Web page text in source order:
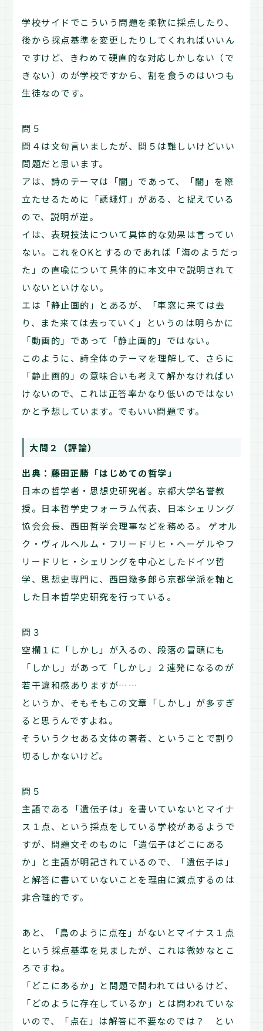
学校サイドでこういう問題を柔軟に採点したり、
後から採点基準を変更したりしてくれればいいん
ですけど、きわめて硬直的な対応しかしない（で
きない）のが学校ですから、割を食うのはいつも
生徒なのです。
問５
問４は文句言いましたが、問５は難しいけどいい
問題だと思います。
アは、詩のテーマは「闇」であって、「闇」を際
立たせるために「誘蛾灯」がある、と捉えている
ので、説明が逆。
イは、表現技法について具体的な効果は言ってい
ない。これをOKとするのであれば「海のようだっ
た」の直喩について具体的に本文中で説明されて
いないといけない。
エは「静止画的」とあるが、「車窓に来ては去
り、また来ては去っていく」というのは明らかに
「動画的」であって「静止画的」ではない。
このように、詩全体のテーマを理解して、さらに
「静止画的」の意味合いも考えて解かなければい
けないので、これは正答率かなり低いのではない
かと予想しています。でもいい問題です。
大問２（評論）
出典：藤田正勝「はじめての哲学」
日本の哲学者・思想史研究者。京都大学名誉教
授。日本哲学史フォーラム代表、日本シェリング
協会会長、西田哲学会理事などを務める。 ゲオル
ク・ヴィルヘルム・フリードリヒ・ヘーゲルやフ
リードリヒ・シェリングを中心としたドイツ哲
学、思想史専門に、西田幾多郎ら京都学派を軸と
した日本哲学史研究を行っている。
問３
空欄１に「しかし」が入るの、段落の冒頭にも
「しかし」があって「しかし」２連発になるのが
若干違和感ありますが……
というか、そもそもこの文章「しかし」が多すぎ
ると思うんですよね。
そういうクセある文体の著者、ということで割り
切るしかないけど。
問５
主語である「遺伝子は」を書いていないとマイナ
ス１点、という採点をしている学校があるようで
すが、問題文そのものに「遺伝子はどこにある
か」と主語が明記されているので、「遺伝子は」
と解答に書いていないことを理由に減点するのは
非合理的です。
あと、「島のように点在」がないとマイナス１点
という採点基準を見ましたが、これは微妙なとこ
ろですね。
「どこにあるか」と問題で問われてはいるけど、
「どのように存在しているか」とは問われていな
いので、「点在」は解答に不要なのでは？ とい